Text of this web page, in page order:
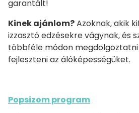
garantált!
Kinek ajánlom?Azoknak, akik
izzasztó edzésekre vágynak, és
többféle módon megdolgoztatni
fejleszteni az álóképességüket.
Popsizom program